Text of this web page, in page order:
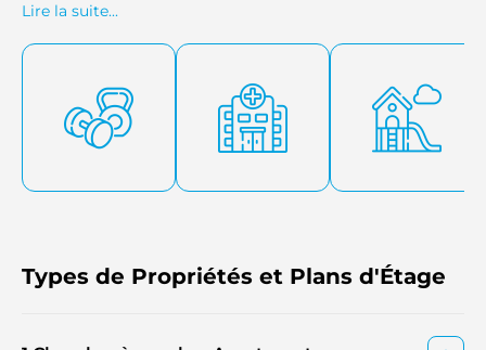
environnement de vie sans stress. Les résidents
Canal, avec Creek Marina à seulement cinq minutes à
Lire la suite...
Types de Propriétés et Plans d'Étage